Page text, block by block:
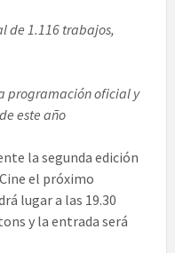
de 1.116 trabajos,
programación oficial y
este año
la segunda edición
el próximo
lugar a las 19.30
y la entrada será